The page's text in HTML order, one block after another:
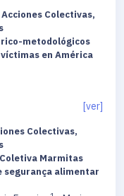
Colectivas,
metodológicos
en América
[ver]
Colectivas,
Marmitas
segurança alimentar